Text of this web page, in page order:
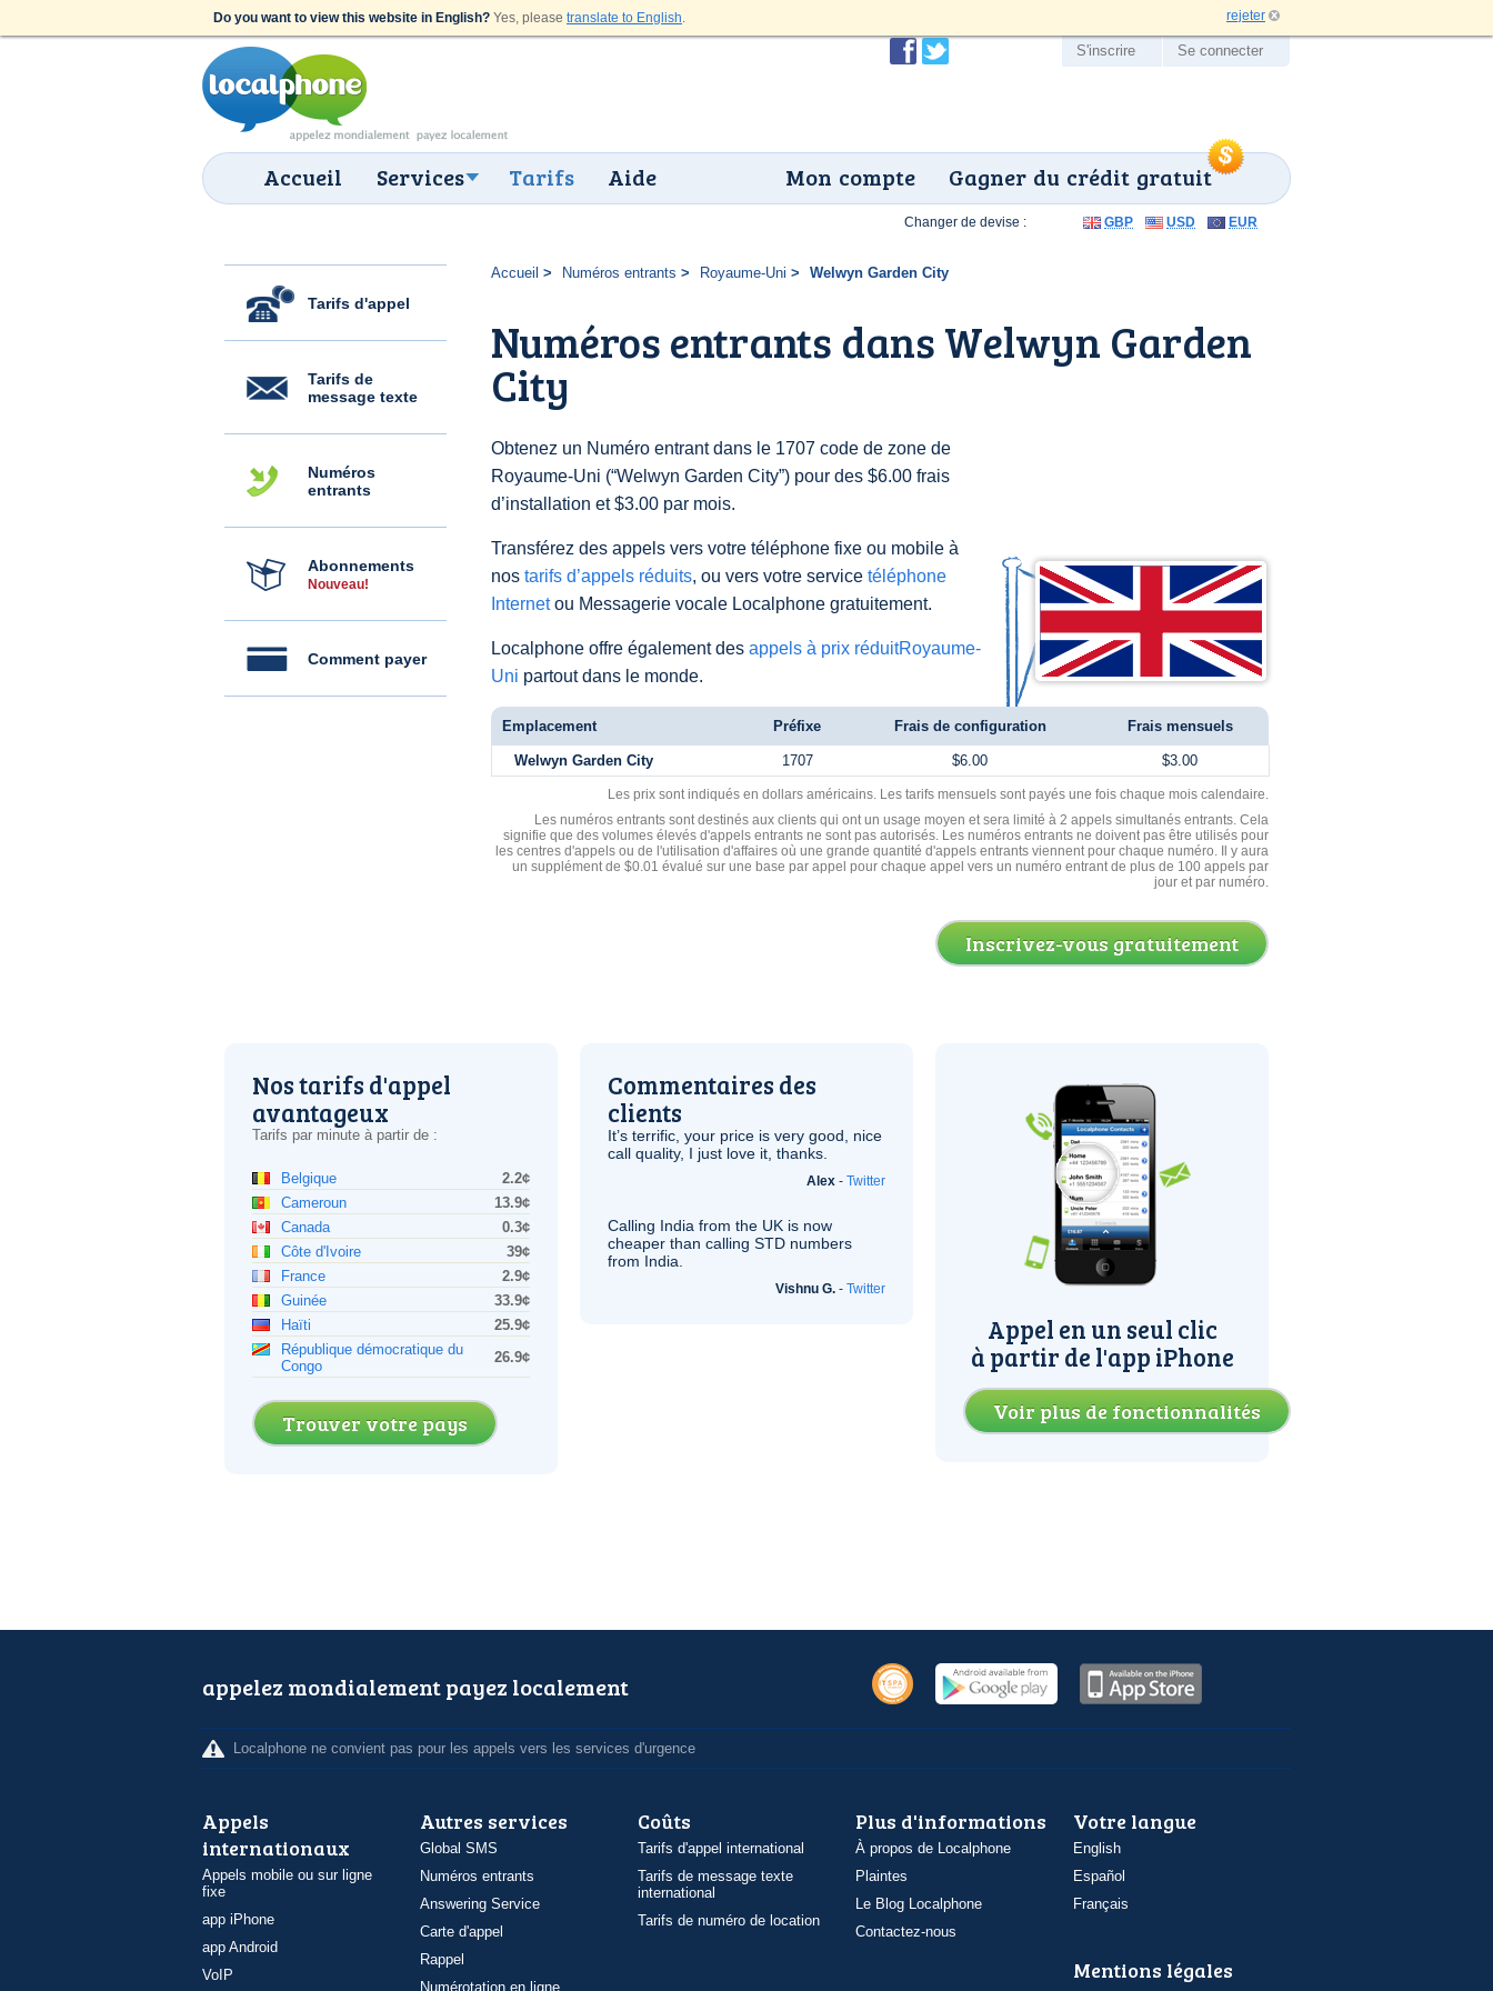
Do you want to view this website in English? Yes, please translate to English. rejeter
Accueil Services Tarifs Aide Gagner du crédit gratuit
Mon compte
S'inscrire Se connecter
Tarifs d'appel
Tarifs de
message texte
Numéros
entrants
Abonnements
Nouveau!
Comment payer
Accueil Numéros entrants Royaume-Uni Welwyn Garden City
Numéros entrants dans Welwyn Garden
City
Obtenez un Numéro entrant dans le 1707 code de zone de
Royaume-Uni (“Welwyn Garden City”) pour des $6.00 frais
d’installation et $3.00 par mois.
Transférez des appels vers votre téléphone fixe ou mobile à
nos tarifs d’appels réduits, ou vers votre service téléphone
Internetou Messagerie vocale Localphone gratuitement.
Localphone offre également des appels à prix réduitRoyaume-
Uni partout dans le monde.
Changer de devise : GBP USD EUR
Emplacement Préfixe Frais de configuration Frais mensuels
Welwyn Garden City 1707 $6.00 $3.00
Les prix sont indiqués en dollars américains. Les tarifs mensuels sont payés une fois chaque mois calendaire.
Les numéros entrants sont destinés aux clients qui ont un usage moyen et sera limité à 2 appels simultanés entrants. Cela
signifie que des volumes élevés d'appels entrants ne sont pas autorisés. Les numéros entrants ne doivent pas être utilisés pour
les centres d'appels ou de l'utilisation d'affaires où une grande quantité d'appels entrants viennent pour chaque numéro. Il y aura
un supplément de $0.01 évalué sur une base par appel pour chaque appel vers un numéro entrant de plus de 100 appels par
jour et par numéro.
Inscrivez-vous gratuitement
Nos tarifs d'appel
avantageux
Tarifs par minute à partir de :
Belgique
2.2¢
Cameroun
13.9¢
Canada
0.3¢
Côte d'Ivoire
39¢
France
2.9¢
Guinée
33.9¢
Haïti
25.9¢
République démocratique du
Congo
26.9¢
Trouver votre pays
Commentaires des
clients
It’s terrific, your price is very good, nice
call quality, I just love it, thanks.
Alex - Twitter
Calling India from the UK is now
cheaper than calling STD numbers
from India.
Vishnu G. - Twitter
Appel en un seul clic
à partir de l'app iPhone
Voir plus de fonctionnalités
appelez mondialement payez localement
Localphone ne convient pas pour les appels vers les services d'urgence
Appels
internationaux
Appels mobile ou sur ligne
fixe
app iPhone
app Android
VoIP
Autres services
Global SMS
Numéros entrants
Answering Service
Carte d'appel
Rappel
Numérotation en ligne
Coûts
Tarifs d'appel international
Tarifs de message texte
international
Tarifs de numéro de location
Plus d'informations
À propos de Localphone
Plaintes
Le Blog Localphone
Contactez-nous
Votre langue
English
Español
Français
Mentions légales